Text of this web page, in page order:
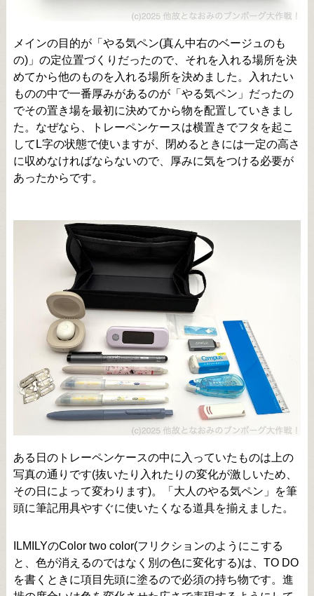
メインの目的が「やる気ペン(真ん中右のベージュのも
の)」の定位置づくりだったので、それを入れる場所を決
めてから他のものを入れる場所を決めました。入れたい
ものの中で一番厚みがあるのが「やる気ペン」だったの
でその置き場を最初に決めてから物を配置していきまし
た。なぜなら、トレーペンケースは横置きでフタを起こ
してL字の状態で使いますが、閉めるときには一定の高さ
に収めなければならないので、厚みに気をつける必要が
あったからです。
ある日のトレーペンケースの中に入っていたものは上の
写真の通りです(抜いたり入れたりの変化が激しいため、
その日によって変わります)。「大人のやる気ペン」を筆
頭に筆記用具やすぐに使いたくなる道具を揃えました。
ILMILYのColor two color(フリクションのようにこする
と、色が消えるのではなく別の色に変化する)は、TO DO
を書くときに項目先頭に塗るので必須の持ち物です。進